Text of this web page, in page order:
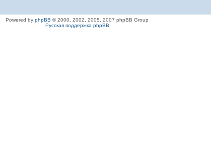
Powered by phpBB © 2000, 2002, 2005, 2007 phpBB Group
Русская поддержка phpBB